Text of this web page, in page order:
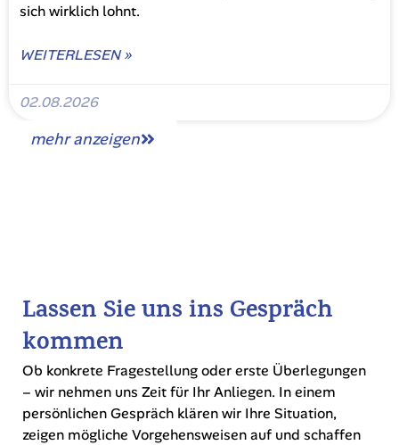
sich wirklich lohnt.
WEITERLESEN »
02.08.2026
mehr anzeigen
Lassen Sie uns ins Gespräch
kommen
Ob konkrete Fragestellung oder erste Überlegungen
– wir nehmen uns Zeit für Ihr Anliegen. In einem
persönlichen Gespräch klären wir Ihre Situation,
zeigen mögliche Vorgehensweisen auf und schaffen